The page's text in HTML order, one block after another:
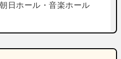
日ホール・音楽ホール